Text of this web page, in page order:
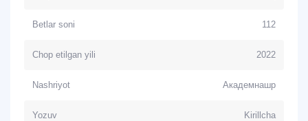
Betlar soni 112
Chop etilgan yili 2022
Nashriyot Академнашр
Yozuv Kirillcha